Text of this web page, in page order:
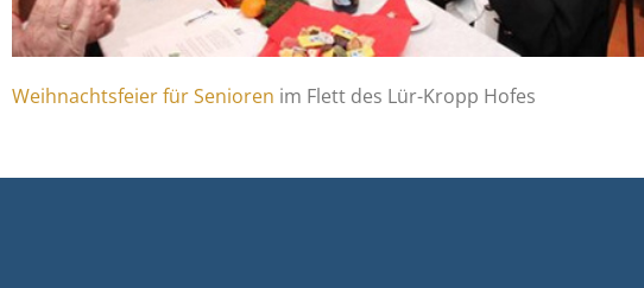
Weihnachtsfeier für Senioren im Flett des Lür-Kropp Hofes